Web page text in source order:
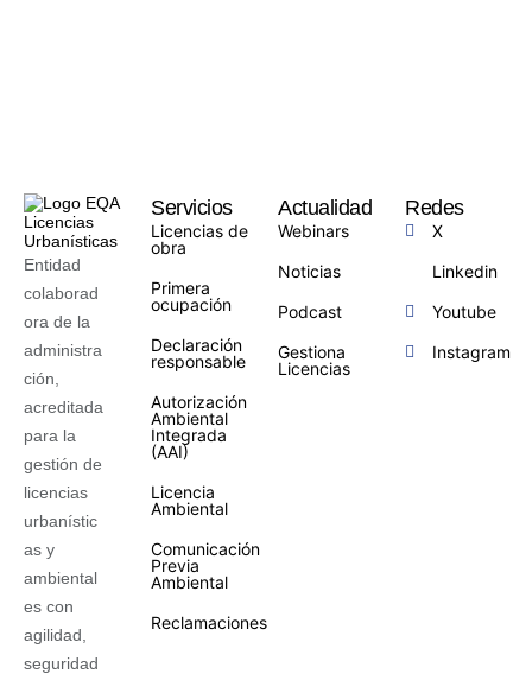
Entidad
colaborad
ora de la
administra
ción,
acreditada
para la
gestión de
licencias
urbanístic
as y
ambiental
es con
agilidad,
seguridad
Servicios
Licencias de
obra
Primera
ocupación
Declaración
responsable
Autorización
Ambiental
Integrada
(AAI)
Licencia
Ambiental
Comunicación
Previa
Ambiental
Reclamaciones
Actualidad
Webinars
Noticias
Podcast
Gestiona
Licencias
Redes
X
Linkedin
Youtube
Instagram